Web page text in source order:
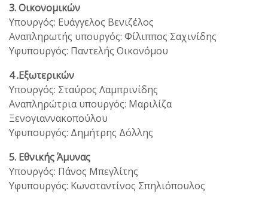
3. Οικονομικών
Υπουργός: Ευάγγελος Βενιζέλος
Αναπληρωτής υπουργός: Φίλιππος Σαχινίδης
Υφυπουργός: Παντελής Οικονόμου
4 .Εξωτερικών
Υπουργός: Σταύρος Λαμπρινίδης
Αναπληρώτρια υπουργός: Μαριλίζα
Ξενογιαννακοπούλου
Υφυπουργός: Δημήτρης Δόλλης
5. Εθνικής Άμυνας
Υπουργός: Πάνος Μπεγλίτης
Υφυπουργός: Κωνσταντίνος Σπηλιόπουλος